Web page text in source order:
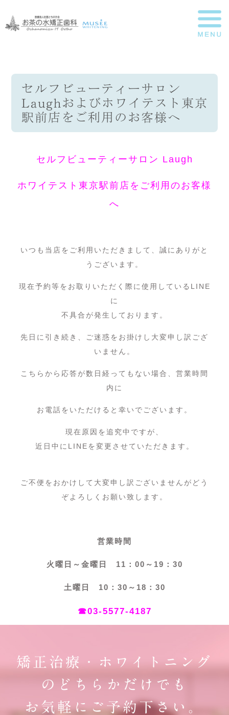
セルフビューティーサロン
Laughおよびホワイテスト東京
駅前店をご利用のお客様へ
セルフビューティーサロン Laugh
ホワイテスト東京駅前店をご利用のお客様
へ
いつも当店をご利用いただきまして、誠にありがと
うございます。
現在予約等をお取りいただく際に使用しているLINE
に
不具合が発生しております。
先日に引き続き、ご迷惑をお掛けし大変申し訳ござ
いません。
こちらから応答が数日経ってもない場合、営業時間
内に
お電話をいただけると幸いでございます。
現在原因を追究中ですが、
近日中にLINEを変更させていただきます。
ご不便をおかけして大変申し訳ございませんがどう
ぞよろしくお願い致します。
営業時間
火曜日～金曜日 11：00～19：30
土曜日 10：30～18：30
☎03-5577-4187
矯正治療・ホワイトニング
のどちらかだけでも
お気軽にご予約下さい。